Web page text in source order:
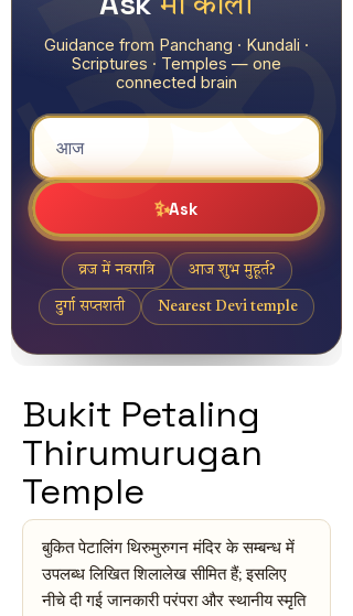
Bukit Petaling
Thirumurugan
Temple
बुकित पेटालिंग थिरुमुरुगन मंदिर के सम्बन्ध में
उपलब्ध लिखित शिलालेख सीमित हैं; इसलिए
नीचे दी गई जानकारी परंपरा और स्थानीय स्मृति